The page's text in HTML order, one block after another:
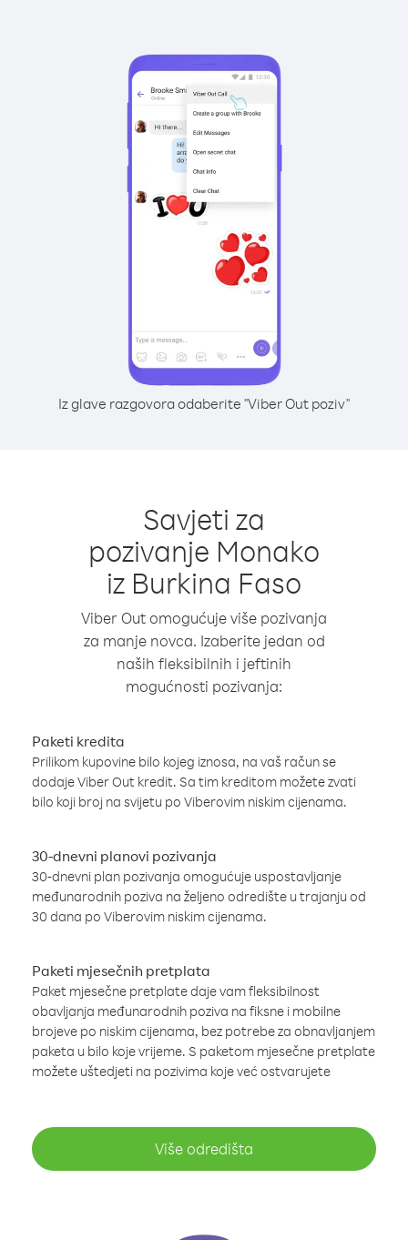
Iz glave razgovora odaberite "Viber Out poziv"
Savjeti za
pozivanje Monako
iz Burkina Faso
Viber Out omogućuje više pozivanja
za manje novca. Izaberite jedan od
naših fleksibilnih i jeftinih
mogućnosti pozivanja:
Paketi kredita
Prilikom kupovine bilo kojeg iznosa, na vaš račun se
dodaje Viber Out kredit. Sa tim kreditom možete zvati
bilo koji broj na svijetu po Viberovim niskim cijenama.
30-dnevni planovi pozivanja
30-dnevni plan pozivanja omogućuje uspostavljanje
međunarodnih poziva na željeno odredište u trajanju od
30 dana po Viberovim niskim cijenama.
Paketi mjesečnih pretplata
Paket mjesečne pretplate daje vam fleksibilnost
obavljanja međunarodnih poziva na fiksne i mobilne
brojeve po niskim cijenama, bez potrebe za obnavljanjem
paketa u bilo koje vrijeme. S paketom mjesečne pretplate
možete uštedjeti na pozivima koje već ostvarujete
Više odredišta